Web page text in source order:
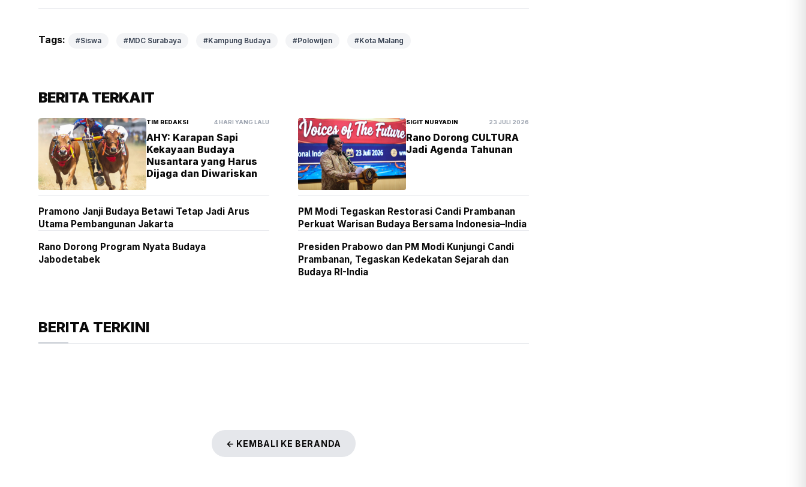
Tags: #Siswa #MDC Surabaya #Kampung Budaya #Polowijen #Kota Malang
BERITA TERKAIT
TIM REDAKSI 4 HARI YANG LALU
AHY: Karapan Sapi
Kekayaan Budaya
Nusantara yang Harus
Dijaga dan Diwariskan
Pramono Janji Budaya Betawi Tetap Jadi Arus
Utama Pembangunan Jakarta
Rano Dorong Program Nyata Budaya
Jabodetabek
SIGIT NURYADIN 23 JULI 2026
Rano Dorong CULTURA
Jadi Agenda Tahunan
PM Modi Tegaskan Restorasi Candi Prambanan
Perkuat Warisan Budaya Bersama Indonesia–India
Presiden Prabowo dan PM Modi Kunjungi Candi
Prambanan, Tegaskan Kedekatan Sejarah dan
Budaya RI-India
BERITA TERKINI
← KEMBALI KE BERANDA